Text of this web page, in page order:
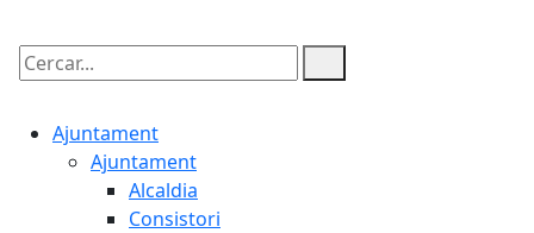
Cercar:
Ajuntament
Ajuntament
Alcaldia
Consistori